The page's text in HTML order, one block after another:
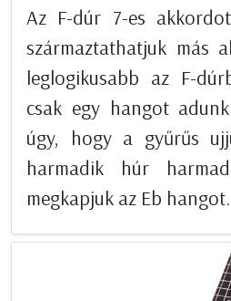
Az F-dúr 7-es
származtathatjuk más
leglogikusabb az F-
csak egy hangot
úgy, hogy a gyűrűs
harmadik húr
megkapjuk az Eb